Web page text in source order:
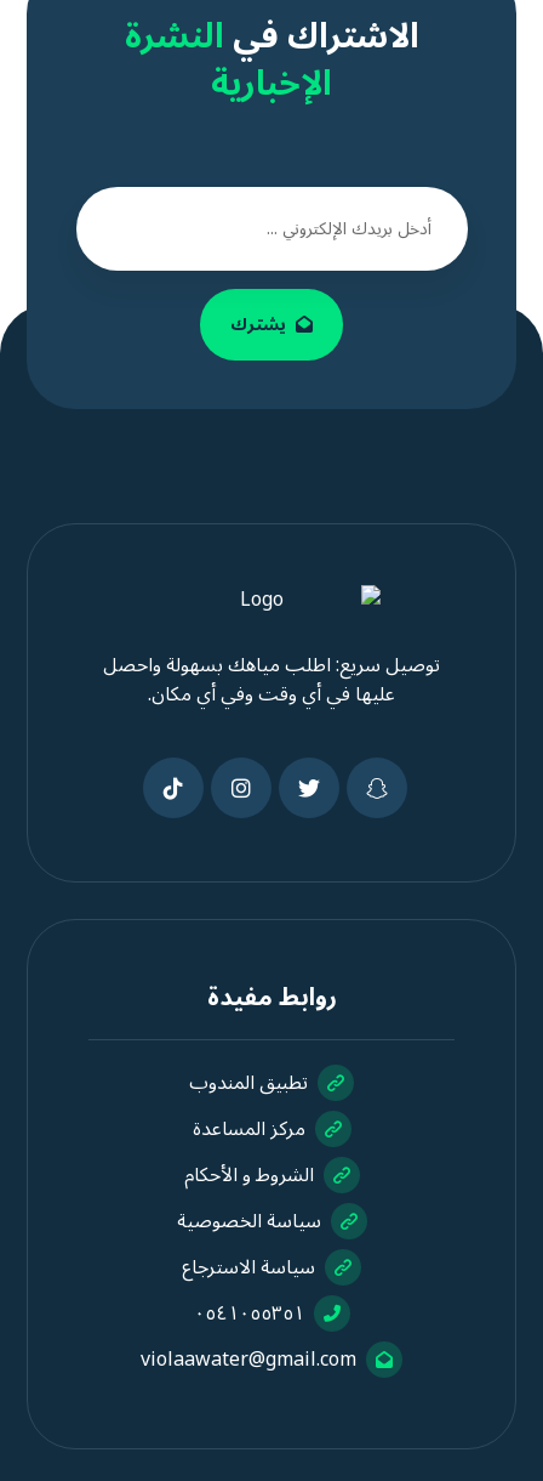
الاشتراك فيالنشرة
الإخبارية
يشترك
توصيل سريع: اطلب مياهك بسهولة واحصل
عليها في أي وقت وفي أي مكان.
روابط مفيدة
تطبيق المندوب
مركز المساعدة
الشروط و الأحكام
سياسة الخصوصية
سياسة الاسترجاع
٠٥٤١٠٥٥٣٥١
violaawater@gmail.com